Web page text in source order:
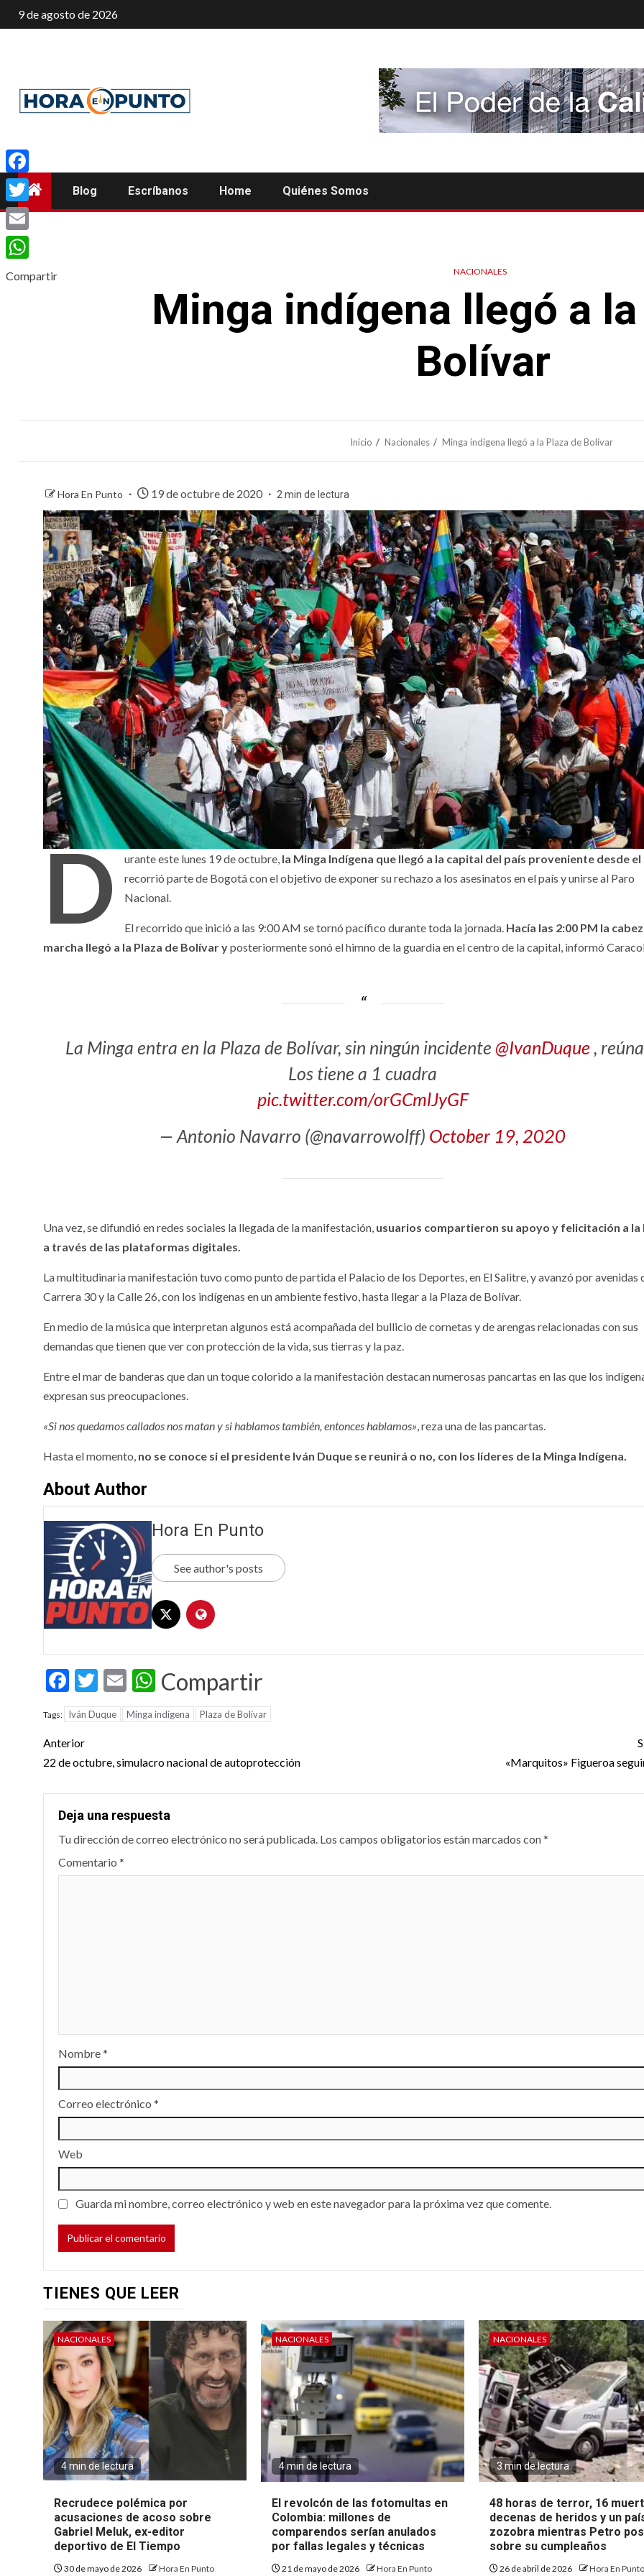
Saltar
al
9 de agosto de 2026
Blog Escríbanos Home Quiénes Somos
NACIONALES
Minga indígena llegó a
Bolívar
Inicio Nacionales Minga indígena llegó a la Plaza de Bolívar
Hora En Punto 19 de octubre de 2020 2 min de lectura
D urante este lunes 19 de octubre, la Minga Indígena que llegó a la capital del país proveniente desde el
recorrió parte de Bogotá con el objetivo de exponer su rechazo a los asesinatos en el país y unirse al Paro
Nacional.
El recorrido que inició a las 9:00 AM se tornó pacífico durante toda la jornada. Hacía las 2:00 PM la
marcha llegó a la Plaza de Bolívar yposteriormente sonó el himno de la guardia en el centro de la capital, informó
La Minga entra en la Plaza de Bolívar, sin ningún incidente @IvanDuque ,
Los tiene a 1 cuadra
pic.twitter.com/orGCmlJyGF
— Antonio Navarro (@navarrowolff) October 19, 2020
Una vez, se difundió en redes sociales la llegada de la manifestación, usuarios compartieron su apoyo y felicitación a la
a través de las plataformas digitales.
La multitudinaria manifestación tuvo como punto de partida el Palacio de los Deportes, en El Salitre, y avanzó por avenidas
Carrera 30 y la Calle 26, con los indígenas en un ambiente festivo, hasta llegar a la Plaza de Bolívar.
En medio de la música que interpretan algunos está acompañada del bullicio de cornetas y de arengas relacionadas con sus
demandas que tienen que ver con protección de la vida, sus tierras y la paz.
Entre el mar de banderas que dan un toque colorido a la manifestación destacan numerosas pancartas en las que los
expresan sus preocupaciones.
«Si nos quedamos callados nos matan y si hablamos también, entonces hablamos», reza una de las pancartas.
Hasta el momento, no se conoce si el presidente Iván Duque se reunirá o no, con los líderes de la Minga Indígena.
About Author
Hora En Punto
See author's posts
Facebook
Twitter
EmailWhatsApp
Compartir
Tags: Iván Duque Minga indígena Plaza de Bolívar
Post
navigation
Anterior
22 de octubre, simulacro nacional de autoprotección
«Marquitos» Figueroa
Deja una respuesta
Tu dirección de correo electrónico no será publicada. Los campos obligatorios están marcados con*
Comentario *
Nombre*
Correo electrónico *
Web
Guarda mi nombre, correo electrónico y web en este navegador para la próxima vez que comente.
TIENES QUE LEER
NACIONALES
4 min de lectura
Recrudece polémica por
acusaciones de acoso sobre
Gabriel Meluk, ex-editor
deportivo de El Tiempo
30 de mayo de 2026 Hora En Punto
NACIONALES
4 min de lectura
El revolcón de las fotomultas en
Colombia: millones de
comparendos serían anulados
por fallas legales y técnicas
21 de mayo de 2026 Hora En Punto
NACIONALES
3 min de lectura
48 horas de terror, 16
decenas de heridos y un
zozobra mientras Petro
sobre su cumpleaños
26 de abril de 2026 Hora En
Facebook
Twitter
Email
WhatsApp
Compartir